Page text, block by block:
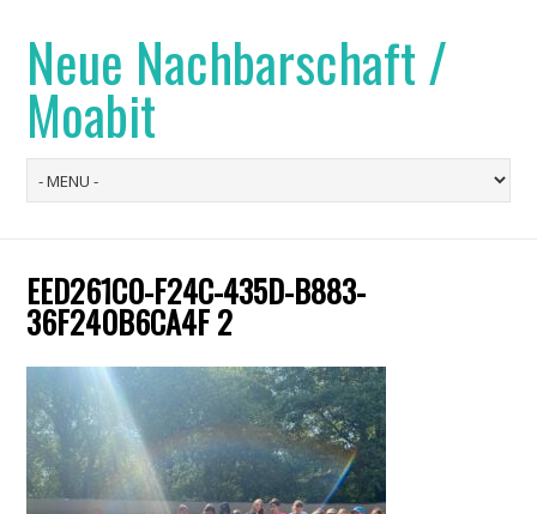
Neue Nachbarschaft /
Moabit
EED261C0-F24C-435D-B883-
36F240B6CA4F 2